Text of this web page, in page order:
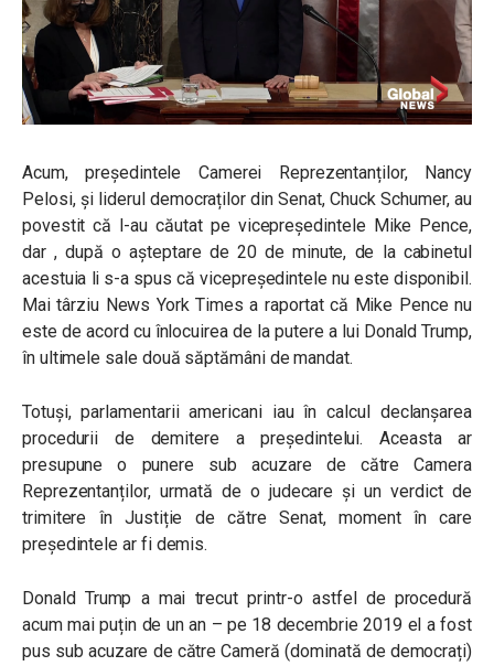
Acum, președintele Camerei Reprezentanților, Nancy
Pelosi, și liderul democraților din Senat, Chuck Schumer, au
povestit că l-au căutat pe vicepreședintele Mike Pence,
dar , după o așteptare de 20 de minute, de la cabinetul
acestuia li s-a spus că vicepreședintele nu este disponibil.
Mai târziu News York Times a raportat că Mike Pence nu
este de acord cu înlocuirea de la putere a lui Donald Trump,
în ultimele sale două săptămâni de mandat.
Totuși, parlamentarii americani iau în calcul declanșarea
procedurii de demitere a președintelui. Aceasta ar
presupune o punere sub acuzare de către Camera
Reprezentanților, urmată de o judecare și un verdict de
trimitere în Justiție de către Senat, moment în care
președintele ar fi demis.
Donald Trump a mai trecut printr-o astfel de procedură
acum mai puțin de un an – pe 18 decembrie 2019 el a fost
pus sub acuzare de către Cameră (dominată de democrați)